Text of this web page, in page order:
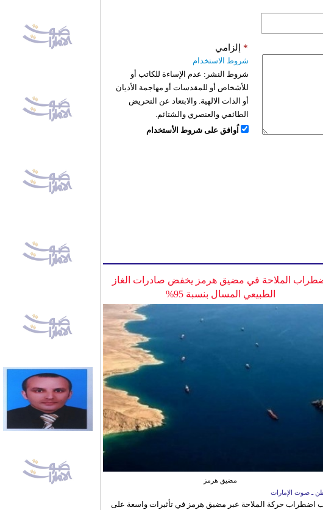
إلزامي *
شروط الاستخدام
شروط النشر: عدم الإساءة للكاتب أو
للأشخاص أو للمقدسات أو مهاجمة الأديان
أو الذات الالهية. والابتعاد عن التحريض
الطائفي والعنصري والشتائم.
اُوافق على شروط الأستخدام
الملاحة في مضيق هرمز يخفض صادرات الغاز
الطبيعي المسال بنسبة 95%
مضيق هرمز
ـ صوت الإمارات
اضطراب حركة الملاحة عبر مضيق هرمز في تأثيرات واسعة على